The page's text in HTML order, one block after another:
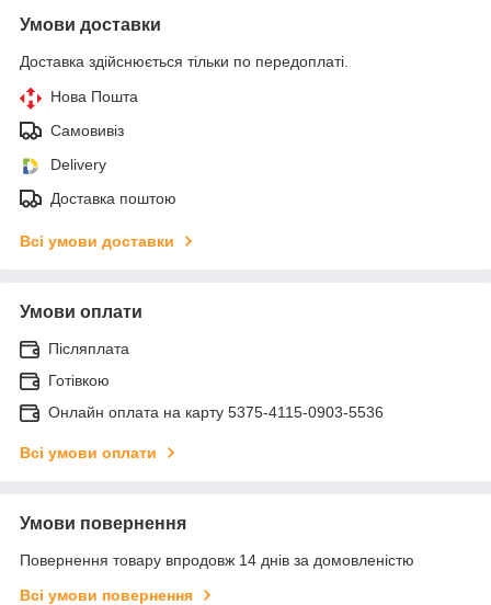
Умови доставки
Доставка здійснюється тільки по передоплаті.
Нова Пошта
Самовивіз
Delivery
Доставка поштою
Всі умови доставки
Умови оплати
Післяплата
Готівкою
Онлайн оплата на карту 5375-4115-0903-5536
Всі умови оплати
Умови повернення
Повернення товару впродовж 14 днів за домовленістю
Всі умови повернення